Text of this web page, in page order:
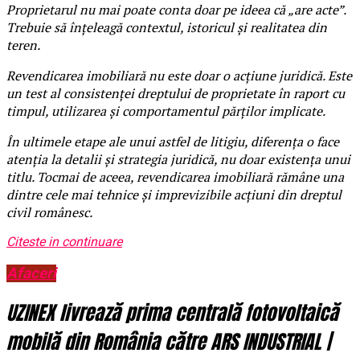
Proprietarul nu mai poate conta doar pe ideea că „are acte”.
Trebuie să înțeleagă contextul, istoricul și realitatea din
teren.
Revendicarea imobiliară nu este doar o acțiune juridică. Este
un test al consistenței dreptului de proprietate în raport cu
timpul, utilizarea și comportamentul părților implicate.
În ultimele etape ale unui astfel de litigiu, diferența o face
atenția la detalii și strategia juridică, nu doar existența unui
titlu. Tocmai de aceea, revendicarea imobiliară rămâne una
dintre cele mai tehnice și imprevizibile acțiuni din dreptul
civil românesc.
Citeste in continuare
Afaceri
UZINEX livrează prima centrală fotovoltaică
mobilă din România către ARS INDUSTRIAL |